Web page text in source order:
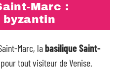
Marc :
byzantin
Marc, labasilique Saint-
tout visiteur de Venise.